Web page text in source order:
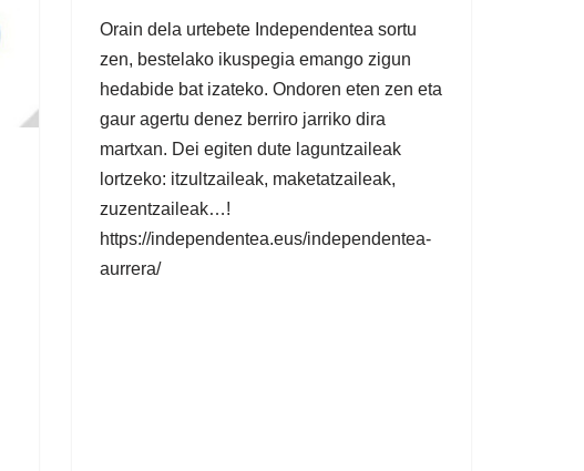
Orain dela urtebete Independentea sortu
zen, bestelako ikuspegia emango zigun
hedabide bat izateko. Ondoren eten zen eta
gaur agertu denez berriro jarriko dira
martxan. Dei egiten dute laguntzaileak
lortzeko: itzultzaileak, maketatzaileak,
zuzentzaileak…!
https://independentea.eus/independentea-
aurrera/